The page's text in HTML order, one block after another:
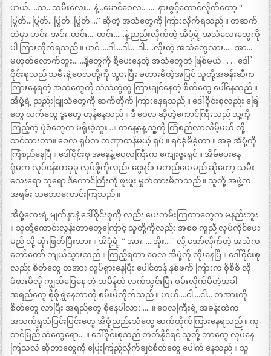
ဟယ်…..သ…သမီးလေး….နဲ့…မောင်ဝေလ…….. နားစွင့်ထောင်လိုက်တော့ “
ပြွတ်…ပြွတ်…ပြွတ်..ပြွတ်….” ဆိုတဲ့ အသံတွေကို ကြားလိုက်ရသည် ။ တဆက်
ထဲမှာ ဟင်း..အင်း..ဟင်း…..ဟင်း……နဲ့ ညည်းလိုက်တဲ့ အိပုံ့ရဲ့ အသံလေးတွေကို
ပါ ကြားလိုက်ရသည် ။ ဟင်…..ဒါ….ဒါ…..ဒါ…..လိုးတဲ့ အသံတွေလား….. အာ…
မဟုတ်လောက်ဘူး……နို့တွေကို စို့ပေးနေတဲ့ အသံတွေဘဲ ဖြစ်မယ် . . . . ဒေါ်
ဝိုင်းစုသည် သမီးနဲ့ ဝေလတို့ကို သွားပြီး မတားမိတဲ့အပြင် သူတို့အခန်းဆီက
ကြားနေရတဲ့ အသံတွေကို သဲသဲကွဲကွဲ ကြားချင်နေတဲ့ စိတ်တွေ ပေါ်နေသည် ။
အိပုံ့ရဲ့ ညည်းငြူသံတွေကို ဆက်တိုက် ကြားနေရသည် ။ ဒေါ်ဝိုင်းစုလည်း ခြေ
တွေ လက်တွေ ဒူးတွေ တုန်နေသည် ။ ဒီ ဝေလ ဆိုတဲ့ကောင်ကြီးသည် သူ့ကို
ကြည့်တဲ့ ပုံစံတွေက မရိုးခဲ့ဘူး ..။ တနေ့နေ့ သူ့ကို ကြံစည်လာလိမ့်မယ် လို့
ထင်ထားတာ။ ဝေလ ရုပ်က တဏှာထန်မယ့် ရုပ် ။ ရင်ခုံမိခဲ့တာ ။ အခု အိပုံ့ကို
ကြံစည်နေပြီ ။ ဒေါ်ဝိုင်းစု အနေနဲ့ ဝေလကြီးက ကျေးဇူးရှင် ။ အိမ်ပေးနေ
ရုံမက လုပ်ငန်းတခုခု လုပ်ဖို့ကိုလည်း ငွေရင်း မတည်ပေးမည် ဆိုတော့ သမီး
လေးရော သူရော ဒီကောင်ကြီးကို ဖူးဖူး မှုတ်ထားမိကသည် ။ သူတို့ အဖွဲ့က
အရမ်း သဘောကောင်းကြသည် ။
အိပုံ့လေးရဲ့ မျက်နှာနဲ့ ဒေါ်ဝိုင်းစုကို လည်း ပေးကမ်းကြတာတွေက မနည်းဘူး
။ သူတို့ကောင်းလွန်းတာတွေကြောင့် သူတို့ကိုလည်း အစစ ကူညီ လုပ်ကိုင်ပေး
မည် လို့ ဆုံးဖြတ်ပြီးသား ။ အိပုံ့ရဲ့ “ အား……အိုး….” လို့ အော်လိုက်တဲ့ အသံက
တော်တော် ကျယ်သွားသည် ။ ကြည့်ရတာ ဝေလ အိပုံ့ကို လိုးနေပြီ ။ ဒေါ်ဝိုင်းစု
လည်း စိတ်တွေ တအား လှုပ်ရှားနေပြီး ပေါင်တန် နှစ်ဖက် ကြားက စိုစိစိ လို
ခံစားမိလို့ ကျွတ်ပြေနေ တဲ့ ထမိန်ထဲ လက်သွင်းပြီး စမ်းလိုက်မိတဲ့အခါ
အရည်တွေ စိုစိုရွှဲနေတာကို စမ်းမိလိုက်သည် ။ ဟယ်….ငါ….ငါ… တအားကို
စိတ်တွေ လာပြီး အရည်တွေ စိုနေပါလား……။ ဝေလကြီးရဲ့ အခန်းထဲက
အသက်ရှူသံပြင်းပြင်းတွေ အိပုံ့ညည်းသံတွေ ဆက်တိုက်ကြားနေရသည် ။ ကု
တင်မြည် သံတွေရော….။ ဒေါ်ဝိုင်းစုသည် တတ်နိုင်ရင် သူတို့ ဘာတွေ လုပ်နေ
ကြသလဲ ဆိုတာတွေကို ပြေးကြည့်လိုက်ချင်စိတ်တွေ ပေါက် နေသည် ။ သူ